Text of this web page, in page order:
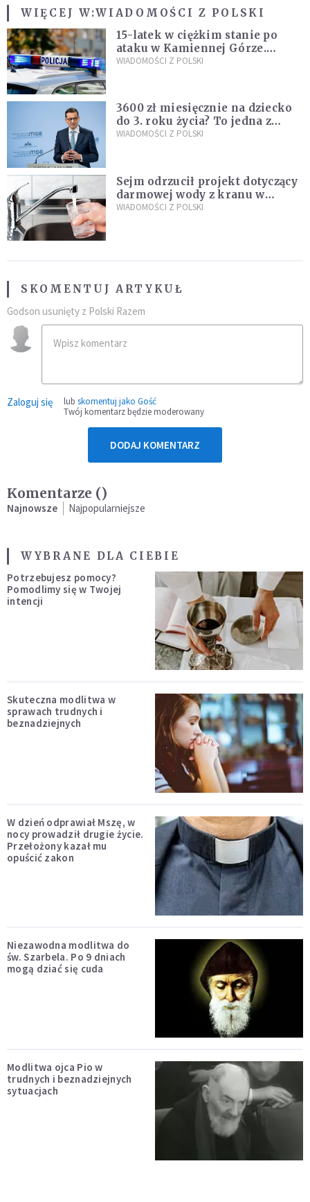
WIĘCEJ W:WIADOMOŚCI Z POLSKI
15-latek w ciężkim stanie po
ataku w Kamiennej Górze.
Policja zatrzymała dwóch
WIADOMOŚCI Z POLSKI
3600 zł miesięcznie na dziecko
do 3. roku życia? To jedna z
propozycji programu "Rozwój
WIADOMOŚCI Z POLSKI
Sejm odrzucił projekt dotyczący
darmowej wody z kranu w
restauracjach
WIADOMOŚCI Z POLSKI
SKOMENTUJ ARTYKUŁ
Godson usunięty z Polski Razem
Zaloguj się lub skomentuj jako Gość
Twój komentarz będzie moderowany
DODAJ KOMENTARZ
Komentarze ()
Najnowsze Najpopularniejsze
WYBRANE DLA CIEBIE
Potrzebujesz pomocy?
Pomodlimy się w Twojej
intencji
Skuteczna modlitwa w
sprawach trudnych i
beznadziejnych
W dzień odprawiał Mszę, w
nocy prowadził drugie życie.
Przełożony kazał mu
opuścić zakon
Niezawodna modlitwa do
św. Szarbela. Po 9 dniach
mogą dziać się cuda
Modlitwa ojca Pio w
trudnych i beznadziejnych
sytuacjach